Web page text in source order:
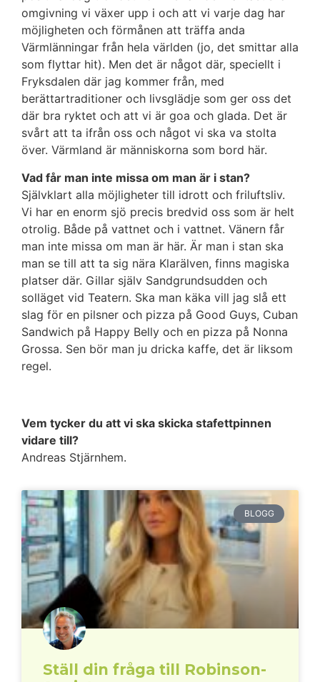
omgivning vi växer upp i och att vi varje dag har
möjligheten och förmånen att träffa anda
Värmlänningar från hela världen (jo, det smittar alla
som flyttar hit). Men det är något där, speciellt i
Fryksdalen där jag kommer från, med
berättartraditioner och livsglädje som ger oss det
där bra ryktet och att vi är goa och glada. Det är
svårt att ta ifrån oss och något vi ska va stolta
över. Värmland är människorna som bord här.
Vad får man inte missa om man är i stan?
Självklart alla möjligheter till idrott och friluftsliv.
Vi har en enorm sjö precis bredvid oss som är helt
otrolig. Både på vattnet och i vattnet. Vänern får
man inte missa om man är här. Är man i stan ska
man se till att ta sig nära Klarälven, finns magiska
platser där. Gillar själv Sandgrundsudden och
solläget vid Teatern. Ska man käka vill jag slå ett
slag för en pilsner och pizza på Good Guys, Cuban
Sandwich på Happy Belly och en pizza på Nonna
Grossa. Sen bör man ju dricka kaffe, det är liksom
regel.
Vem tycker du att vi ska skicka stafettpinnen
vidare till?
Andreas Stjärnhem.
BLOGG
Ställ din fråga till Robinson-